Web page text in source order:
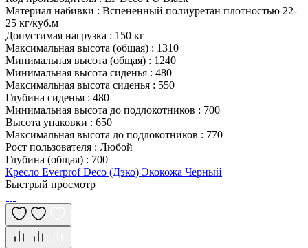
Материал набивки : Вспененный полиуретан плотностью 22-
25 кг/куб.м
Допустимая нагрузка : 150 кг
Максимальная высота (общая) : 1310
Минимальная высота (общая) : 1240
Минимальная высота сиденья : 480
Максимальная высота сиденья : 550
Глубина сиденья : 480
Минимальная высота до подлокотников : 700
Высота упаковки : 650
Максимальная высота до подлокотников : 770
Рост пользователя : Любой
Глубина (общая) : 700
Кресло Everprof Deco (Дэко) Экокожа Черный
Быстрый просмотр